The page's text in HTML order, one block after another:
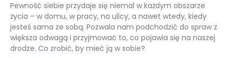
Pewność siebie przydaje się niemal w każdym obszarze
życia – w domu, w pracy, na ulicy, a nawet wtedy, kiedy
jesteś sama ze sobą. Pozwala nam podchodzić do spraw z
większa odwagą i przyjmować to, co pojawia się na naszej
drodze. Co zrobić, by mieć ją w sobie?